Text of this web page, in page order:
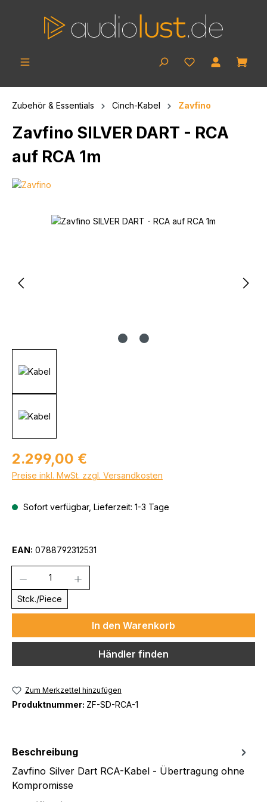
Zubehör & Essentials Cinch-Kabel Zavfino
Zavfino SILVER DART - RCA
auf RCA 1m
Bildergalerie überspringen
Regulärer Preis:
2.299,00 €
Preise inkl. MwSt. zzgl. Versandkosten
Sofort verfügbar, Lieferzeit: 1-3 Tage
EAN: 0788792312531
Stck./Piece
In den Warenkorb
Händler finden
Zum Merkzettel hinzufügen
Produktnummer: ZF-SD-RCA-1
Beschreibung
Zavfino Silver Dart RCA-Kabel - Übertragung ohne
Kompromisse